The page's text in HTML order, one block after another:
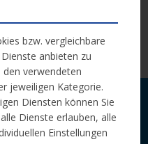
zu Calls und
per E-Mail.
bzw. vergleichbare
anbieten zu
verwendeten
jeweiligen Kategorie.
Diensten können Sie
Dienste erlauben, alle
Einstellungen